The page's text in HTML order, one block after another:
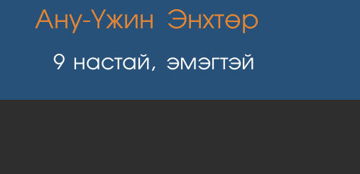
Ану-Үжин Энхтөр
9 настай, эмэгтэй